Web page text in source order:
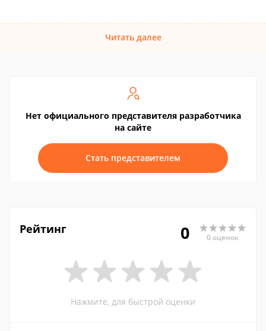
Читать далее
Нет официального представителя разработчика
на сайте
Стать представителем
Рейтинг 0 0 оценок
Нажмите, для быстрой оценки